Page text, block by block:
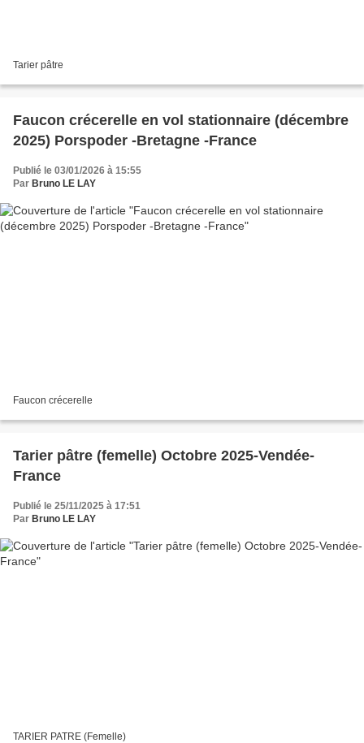
Tarier pâtre
Faucon crécerelle en vol stationnaire (décembre
2025) Porspoder -Bretagne -France
Publié le 03/01/2026 à 15:55
Par Bruno LE LAY
Faucon crécerelle
Tarier pâtre (femelle) Octobre 2025-Vendée-
France
Publié le 25/11/2025 à 17:51
Par Bruno LE LAY
TARIER PATRE (Femelle)